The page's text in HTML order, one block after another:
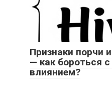
Признаки порчи
— как бороться
влиянием?